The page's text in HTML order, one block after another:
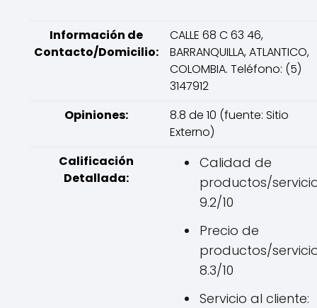
Información de
Contacto/Domicilio:
CALLE 68 C 63 46,
BARRANQUILLA, ATLANTICO,
COLOMBIA. Teléfono: (5)
3147912
Opiniones:
8.8 de 10 (fuente: Sitio
Externo)
Calificación
Detallada:
Calidad de
productos/
9.2/10
Precio de
productos/
8.3/10
Servicio al cliente: